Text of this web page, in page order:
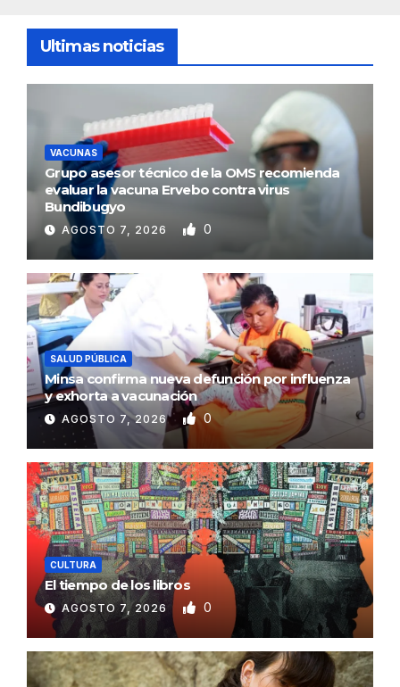
Ultimas noticias
VACUNAS
Grupo asesor técnico de la OMS recomienda
evaluar la vacuna Ervebo contra virus
Bundibugyo
AGOSTO 7, 2026 0
SALUD PÚBLICA
Minsa confirma nueva defunción por influenza
y exhorta a vacunación
AGOSTO 7, 2026 0
CULTURA
El tiempo de los libros
AGOSTO 7, 2026 0